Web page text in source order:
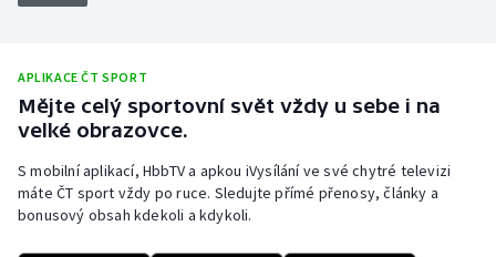
Rychlobruslení
Rychlostní kanoistika
Short track
APLIKACE ČT SPORT
Mějte celý sportovní svět vždy u sebe i na
velké obrazovce.
S mobilní aplikací, HbbTV a apkou iVysílání ve své chytré televizi
máte ČT sport vždy po ruce. Sledujte přímé přenosy, články a
bonusový obsah kdekoli a kdykoli.